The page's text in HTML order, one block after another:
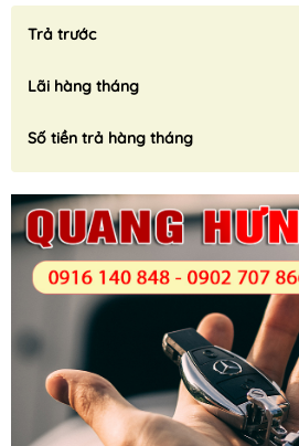
Trả trước
Lãi hàng tháng
Số tiền trả hàng tháng